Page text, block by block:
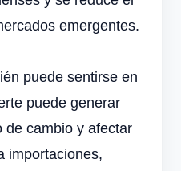
emergentes.
puede sentirse en
puede generar
de cambio y afectar
importaciones,